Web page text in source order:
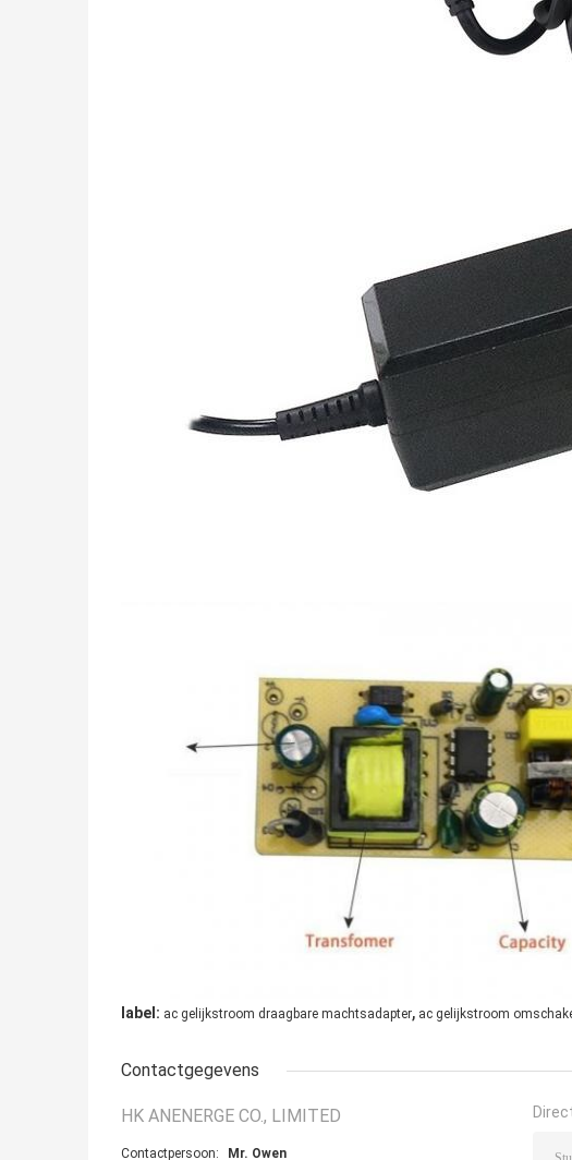
label: ac gelijkstroom draagbare machtsadapter, ac gelijkstroom
Contactgegevens
HK ANENERGE CO., LIMITED
Contactpersoon: Mr. Owen